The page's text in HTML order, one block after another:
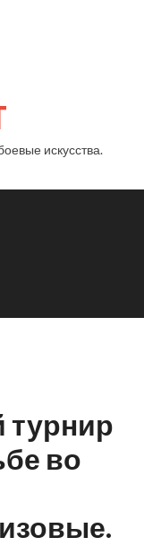
искусства.
во